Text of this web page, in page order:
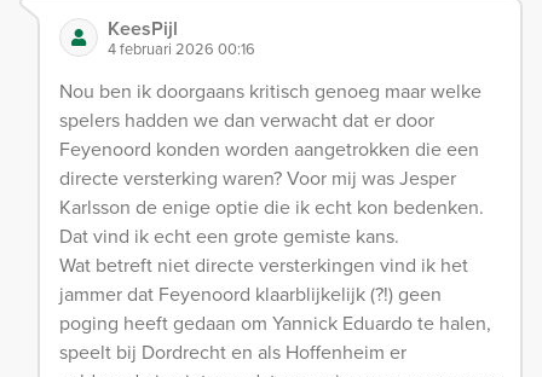
KeesPijl
4 februari 2026 00:16
Nou ben ik doorgaans kritisch genoeg maar welke
spelers hadden we dan verwacht dat er door
Feyenoord konden worden aangetrokken die een
directe versterking waren? Voor mij was Jesper
Karlsson de enige optie die ik echt kon bedenken.
Dat vind ik echt een grote gemiste kans.
Wat betreft niet directe versterkingen vind ik het
jammer dat Feyenoord klaarblijkelijk (?!) geen
poging heeft gedaan om Yannick Eduardo te halen,
speelt bij Dordrecht en als Hoffenheim er